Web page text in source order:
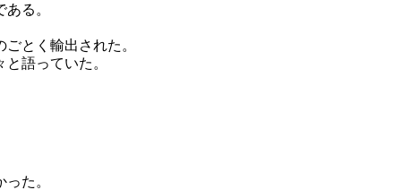
る。
とく輸出された。
語っていた。
た。